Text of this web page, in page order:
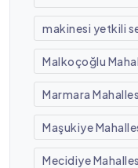
makinesi yetkili
Malkoçoğlu
Marmara
Maşukiye
Mecidiye